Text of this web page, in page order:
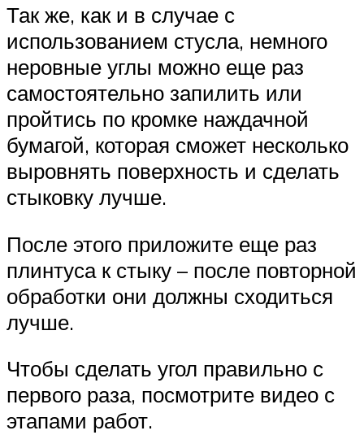
Так же, как и в случае с
использованием стусла, немного
неровные углы можно еще раз
самостоятельно запилить или
пройтись по кромке наждачной
бумагой, которая сможет несколько
выровнять поверхность и сделать
стыковку лучше.
После этого приложите еще раз
плинтуса к стыку – после повторной
обработки они должны сходиться
лучше.
Чтобы сделать угол правильно с
первого раза, посмотрите видео с
этапами работ.